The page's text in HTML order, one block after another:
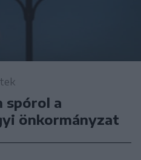
spórol a
önkormányzat